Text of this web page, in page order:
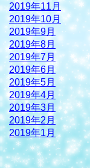
2019年11月
2019年10月
2019年9月
2019年8月
2019年7月
2019年6月
2019年5月
2019年4月
2019年3月
2019年2月
2019年1月